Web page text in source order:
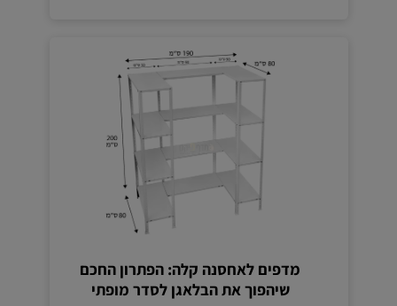
מדפים לאחסנה קלה: הפתרון החכם
שיהפוך את הבלאגן לסדר מופתי